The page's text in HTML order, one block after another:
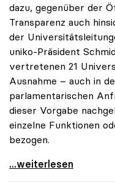
dazu, gegenüber der
Transparenz auch
der
uniko-Präsident
vertretenen 21
Ausnahme – auch in
parlamentarischen
dieser Vorgabe
einzelne Funktionen
bezogen.
„Rektoratsgehälter
...weiterlesen